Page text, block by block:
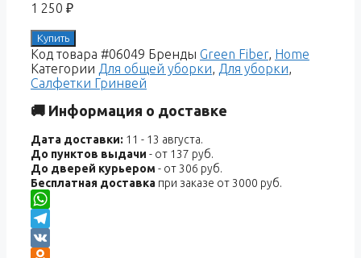
1 250 ₽
Купить
Код товара #06049 Бренды Green Fiber, Home
Категории Для общей уборки, Для уборки,
Салфетки Гринвей
🚚 Информация о доставке
Дата доставки: 11 - 13 августа.
До пунктов выдачи - от 137 руб.
До дверей курьером - от 306 руб.
Бесплатная доставка при заказе от 3000 руб.
WhatsApp
Telegram